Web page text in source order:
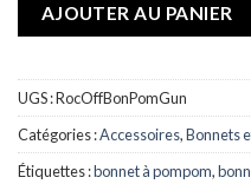
AJOUTER AU PANIER
UGS :RocOffBonPomGun
Catégories :Accessoires,Bonnets
Étiquettes :bonnet à pompom,